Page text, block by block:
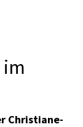
Christiane-